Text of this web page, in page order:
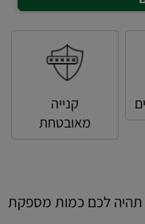
קנייה
מאובטחת
תהיה לכם כמות מספקת